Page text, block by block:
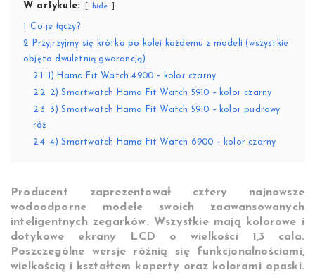
W artykule: hide
Co je łączy?
2
Przyjrzyjmy się krótko po kolei każdemu z modeli (wszystkie
objęto dwuletnią gwarancją)
2.1
1) Hama Fit Watch 4900 – kolor czarny
2.2 2) Smartwatch Hama Fit Watch 5910 – kolor czarny
2.3
3) Smartwatch Hama Fit Watch 5910 – kolor pudrowy
róż
2.4 4) Smartwatch Hama Fit Watch 6900 – kolor czarny
Producent zaprezentował cztery najnowsze
wodoodporne modele swoich zaawansowanych
inteligentnych zegarków. Wszystkie mają kolorowe i
dotykowe ekrany LCD o wielkości 1,3 cala.
Poszczególne wersje różnią się funkcjonalnościami,
wielkością i kształtem koperty oraz kolorami opaski.